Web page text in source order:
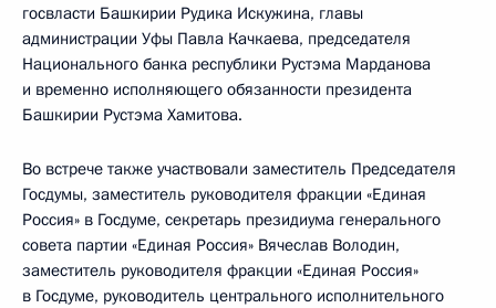
госвласти Башкирии Рудика Искужина, главы
администрации Уфы Павла Качкаева, председателя
Национального банка республики Рустэма Марданова
и временно исполняющего обязанности президента
Башкирии Рустэма Хамитова.
Во встрече также участвовали заместитель Председателя
Госдумы, заместитель руководителя фракции «Единая
Россия» в Госдуме, секретарь президиума генерального
совета партии «Единая Россия» Вячеслав Володин,
заместитель руководителя фракции «Единая Россия»
в Госдуме, руководитель центрального исполнительного